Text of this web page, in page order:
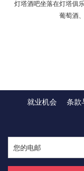
灯塔酒吧坐落在灯塔俱
葡萄酒
就业机会 条款